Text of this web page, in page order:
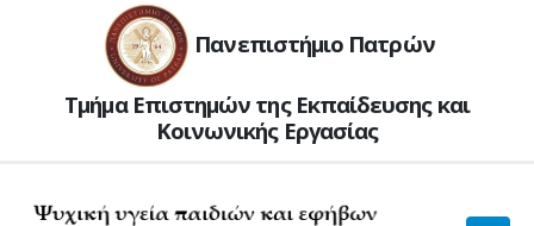
Πανεπιστήμιο Πατρών
Τμήμα Επιστημών της Εκπαίδευσης και
Kοινωνικής Εργασίας